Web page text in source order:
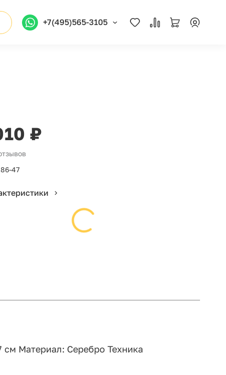
+7(495)565-3105
₽
86-47
см Материал: Серебро Техника